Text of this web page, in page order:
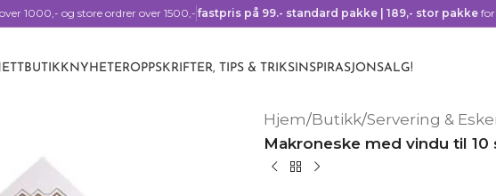
1000,- og store ordrer over 1500,- fastpris på 99.- standard pakke | 189,- stor pakke
NYHETEROPPSKRIFTER, TIPS & TRIKS INSPIRASJON SALG!
Hjem/Butikk/Servering &
Makroneske med vindu til 10